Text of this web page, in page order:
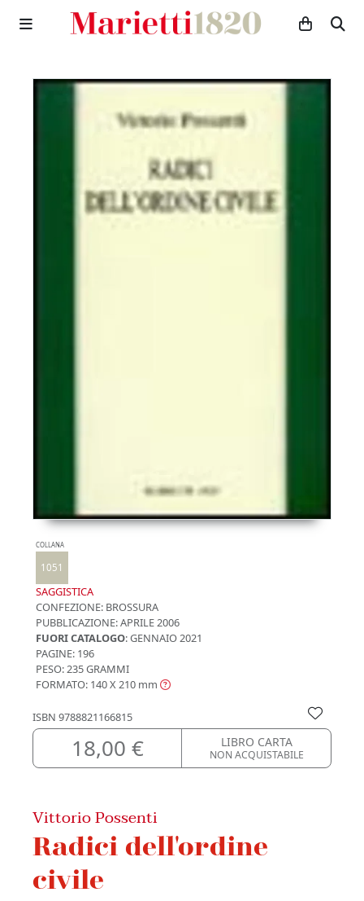
COLLANA
1051
SAGGISTICA
CONFEZIONE: BROSSURA
PUBBLICAZIONE:APRILE 2006
FUORI CATALOGO: GENNAIO 2021
PAGINE: 196
PESO: 235 GRAMMI
FORMATO: 140 X 210 mm
ISBN 9788821166815
18,00 € LIBRO CARTA
NON ACQUISTABILE
Vittorio Possenti
Radici dell'ordine
civile